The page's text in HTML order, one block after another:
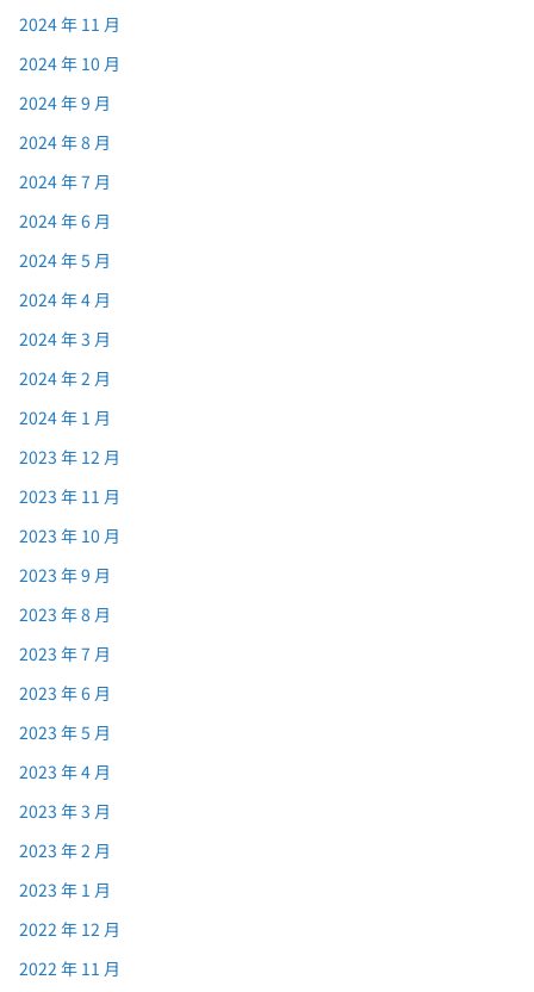
2024 年 11 月
2024 年 10 月
2024 年 9 月
2024 年 8 月
2024 年 7 月
2024 年 6 月
2024 年 5 月
2024 年 4 月
2024 年 3 月
2024 年 2 月
2024 年 1 月
2023 年 12 月
2023 年 11 月
2023 年 10 月
2023 年 9 月
2023 年 8 月
2023 年 7 月
2023 年 6 月
2023 年 5 月
2023 年 4 月
2023 年 3 月
2023 年 2 月
2023 年 1 月
2022 年 12 月
2022 年 11 月